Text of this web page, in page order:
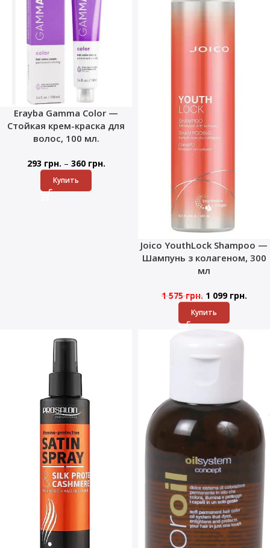
Erayba Gamma Color —
Стойкая крем-краска для
волос, 100 мл.
293 грн. – 360 грн.
Купить
Joico YouthLock Shampoo —
Шампунь з колагеном, 300
мл
1 575грн. 1 099 грн.
Купить